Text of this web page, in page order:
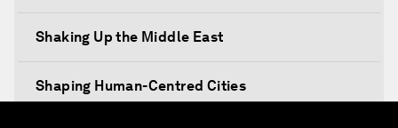
Shaking Up the Middle East
Shaping Human-Centred Cities